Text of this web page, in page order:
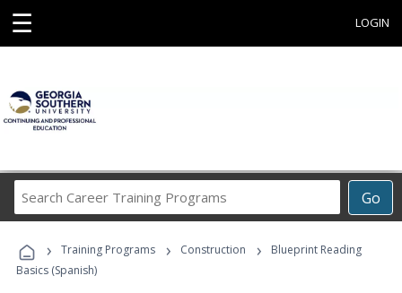
☰ LOGIN
Go
Career
Programs
› Training Programs › Construction ›
Blueprint Reading
Basics (Spanish)